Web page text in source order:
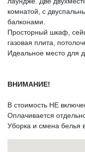
комнатой, с
балконами.
Просторный шкаф,
газовая плита,
Идеальное место для
ВНИМАНИЕ!
В стоимость НЕ
Оплачивается
Уборка и смена белья